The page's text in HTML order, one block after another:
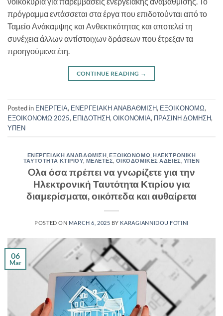
πρόγραμμα εντάσσεται στα έργα που επιδοτούνται από το
Ταμείο Ανάκαμψης και Ανθεκτικότητας και αποτελεί τη
συνέχεια άλλων αντίστοιχων δράσεων που έτρεξαν τα
προηγούμενα έτη.
CONTINUE READING →
Posted in ΕΝΕΡΓΕΙΑ, ΕΝΕΡΓΕΙΑΚΗ ΑΝΑΒΑΘΜΙΣΗ, ΕΞΟΙΚΟΝΟΜΩ,
ΕΞΟΙΚΟΝΟΜΩ 2025, ΕΠΙΔΟΤΗΣΗ, ΟΙΚΟΝΟΜΙΑ, ΠΡΑΣΙΝΗ ΔΟΜΗΣΗ,
ΥΠΕΝ
ΕΝΕΡΓΕΙΑΚΗ ΑΝΑΒΑΘΜΙΣΗ ,ΕΞΟΙΚΟΝΟΜΩ ,ΗΛΕΚΤΡΟΝΙΚΗ
ΤΑΥΤΟΤΗΤΑ ΚΤΙΡΙΟΥ ΜΕΛΕΤΕΣ ΟΙΚΟΔΟΜΙΚΕΣ ΑΔΕΙΕΣ ΥΠΕΝ
Oλα όσα πρέπει να γνωρίζετε για την
Ηλεκτρονική Ταυτότητα Κτιρίου για
διαμερίσματα, οικόπεδα και αυθαίρετα
POSTED ON MARCH 6, 2025 BY KARAGIANNIDOU FOTINI
06
Mar